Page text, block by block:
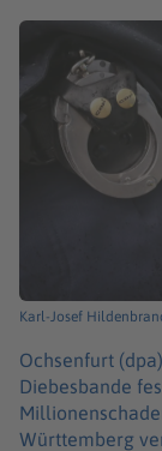
Karl-Josef
Ochsenfurt
Diebesbande
Württemberg